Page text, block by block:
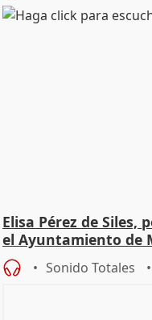
Elisa Pérez de Siles,
el Ayuntamiento de
Sonido Totales